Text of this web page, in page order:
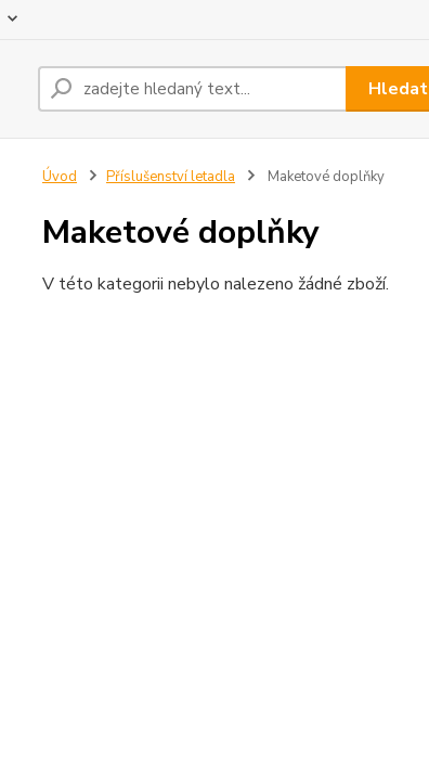
Hledat
Úvod Příslušenství letadla Maketové doplňky
Maketové doplňky
V této kategorii nebylo nalezeno žádné zboží.